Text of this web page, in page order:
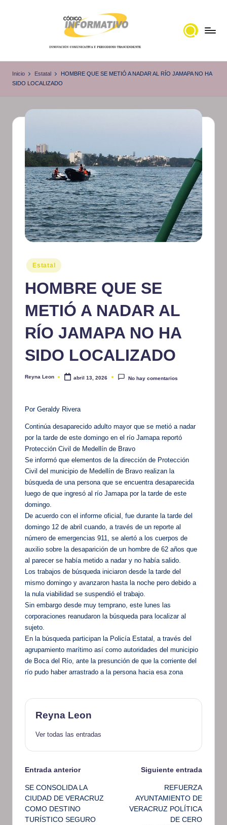
ó
i
o
I
n
f
o
r
m
at
iv
o
noticias
Inicio Estatal
HOMBRE QUE SE METIÓ A NADAR AL RÍO JAMAPA NO HA
SIDO LOCALIZADO
Publicado
en
Estatal
HOMBRE QUE SE
METIÓ A NADAR AL
RÍO JAMAPA NO HA
SIDO LOCALIZADO
Publicado
Reyna Leon abril 13, 2026 No hay comentarios
Por Geraldy Rivera
Continúa desaparecido adulto mayor que se metió a nadar
por la tarde de este domingo en el río Jamapa reportó
Protección Civil de Medellín de Bravo
Se informó que elementos de la dirección de Protección
Civil del municipio de Medellín de Bravo realizan la
búsqueda de una persona que se encuentra desaparecida
luego de que ingresó al río Jamapa por la tarde de este
domingo.
De acuerdo con el informe oficial, fue durante la tarde del
domingo 12 de abril cuando, a través de un reporte al
número de emergencias 911, se alertó a los cuerpos de
auxilio sobre la desaparición de un hombre de 62 años que
al parecer se había metido a nadar y no había salido.
Los trabajos de búsqueda iniciaron desde la tarde del
mismo domingo y avanzaron hasta la noche pero debido a
la nula viabilidad se suspendió el trabajo.
Sin embargo desde muy temprano, este lunes las
corporaciones reanudaron la búsqueda para localizar al
sujeto.
En la búsqueda participan la Policía Estatal, a través del
agrupamiento marítimo así como autoridades del municipio
de Boca del Río, ante la presunción de que la corriente del
río pudo haber arrastrado a la persona hacia esa zona
Reyna Leon
Ver todas las entradas
Navegación
de
entradas
Entrada anterior
SE CONSOLIDA LA
CIUDAD DE VERACRUZ
COMO DESTINO
TURÍSTICO SEGURO
Siguiente entrada
REFUERZA
AYUNTAMIENTO DE
VERACRUZ POLÍTICA
DE CERO